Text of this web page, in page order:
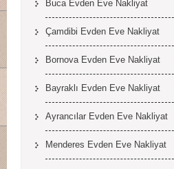
Buca Evden Eve Nakliyat
Çamdibi Evden Eve Nakliyat
Bornova Evden Eve Nakliyat
Bayraklı Evden Eve Nakliyat
Ayrancılar Evden Eve Nakliyat
Menderes Evden Eve Nakliyat